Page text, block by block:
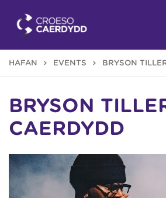
HAFAN EVENTS BRYSON
BRYSON
CAERDYDD